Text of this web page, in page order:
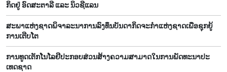
ກິດ​ຢູ່ ອົດ​ສະ​ຕາ​ລີ ແລະ ນິວ​ຊີ​ແລນ
ສະ​ພາ​ແຫ່ງ​ຊາດ​ພິ​ຈາ​ລະ​ນາ​​ການລົງ​ທຶນ​ບັນ​ດາ​ກິດ​ຈະ​ກຳ​ແຫ່ງ​ຊາດ​ເພື່ອ​ຊຸກ​ຍູ້​
ການ​ເຕີບ​ໂຕ
ການ​ທູດ​ເຕັກ​ໂນ​ໂລ​ຢີ​ປະ​ກອບ​ສ່ວນ​ສ້າງ​ຄວາມ​ສາ​ມາດ​ໃນ​ການ​ພັດ​ທະ​ນາ​ປະ​
ເທດ​ຊາດ